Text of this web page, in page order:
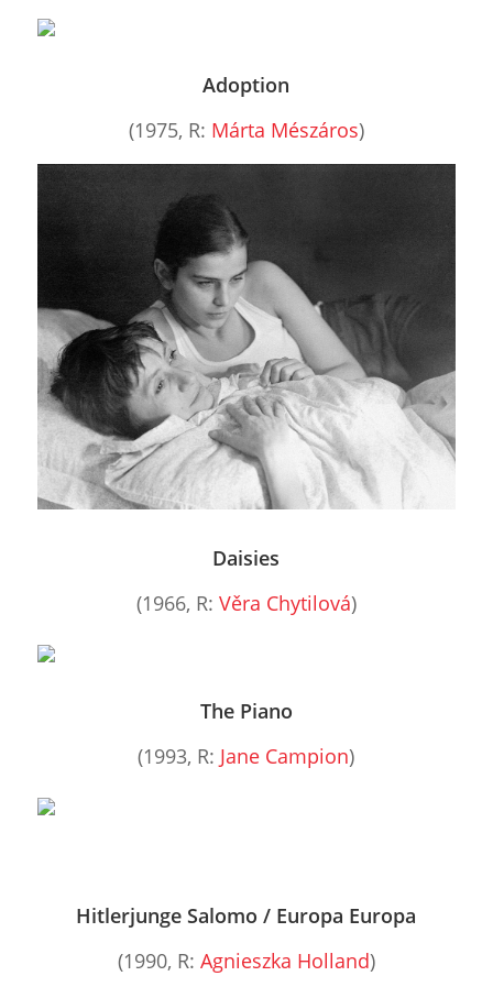
Adoption
(1975, R: Márta Mészáros)
Daisies
(1966, R: Věra Chytilová)
The Piano
(1993, R: Jane Campion)
Hitlerjunge Salomo / Europa Europa
(1990, R: Agnieszka Holland)